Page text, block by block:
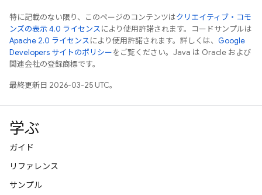
特に記載のない限り、このページのコンテンツはクリエイティブ・コモ
ンズの表示 4.0 ライセンスにより使用許諾されます。コードサンプルは
Apache 2.0 ライセンスにより使用許諾されます。詳しくは、 Google
Developers サイトのポリシーをご覧ください。Java は Oracle および
関連会社の登録商標です。
最終更新日 2026-03-25 UTC。
学ぶ
ガイド
リファレンス
サンプル